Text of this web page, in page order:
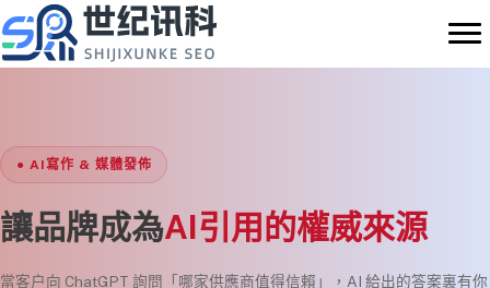
to
content
● AI寫作 & 媒體發佈
讓品牌成為AI引用的權威來源
當客户向 ChatGPT 詢問「哪家供應商值得信賴」，AI 給出的答案裏有你